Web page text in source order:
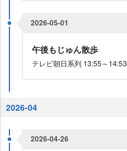
2026-05-01
午後もじゅん散歩
テレビ朝日系列 13:55～14:53
2026-04
2026-04-26